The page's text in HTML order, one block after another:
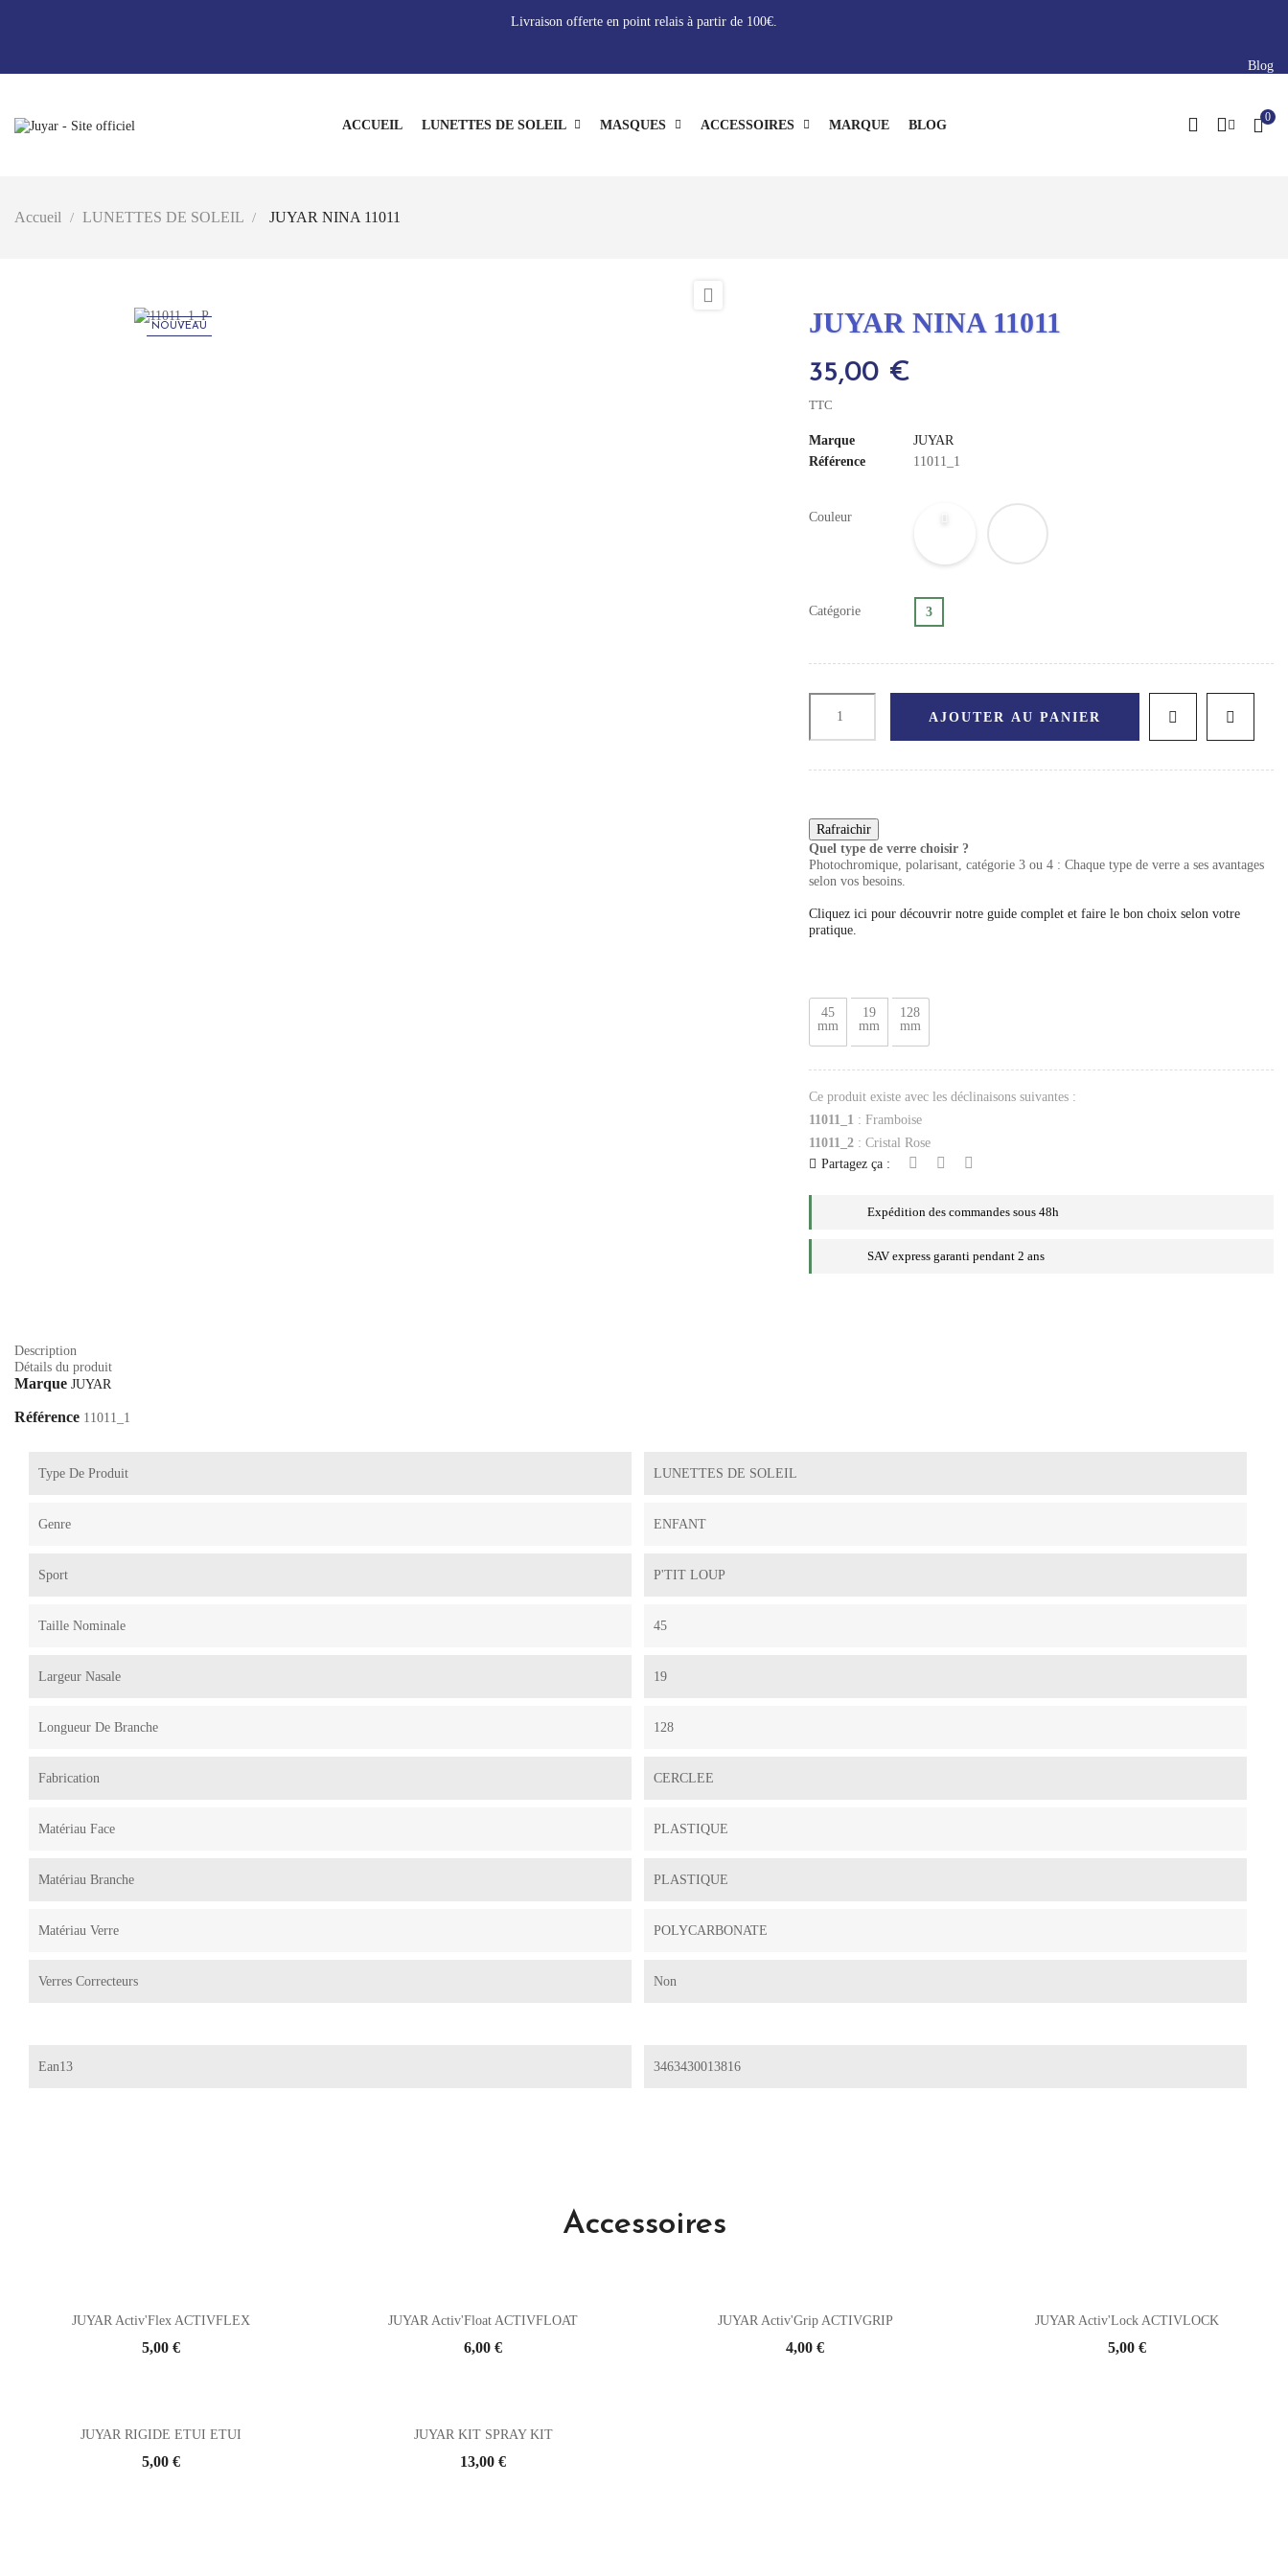
Livraison offerte en point relais à partir de 100€.
Blog
ACCUEIL LUNETTES DE SOLEIL MASQUES ACCESSOIRES MARQUE BLOG
0
Accueil LUNETTES DE SOLEIL JUYAR NINA 11011
NOUVEAU

JUYAR NINA 11011
35,00 €
TTC
Marque
JUYAR
Référence
11011_1
Couleur
Catégorie 3
AJOUTER AU PANIER
Quel type de verre choisir ?
Photochromique, polarisant, catégorie 3 ou 4 : Chaque type de verre a ses avantages
selon vos besoins.
Cliquez ici pour découvrir notre guide complet et faire le bon choix selon votre
pratique.
45
mm
19
mm
128
mm
Ce produit existe avec les déclinaisons suivantes :
11011_1 : Framboise
11011_2 : Cristal Rose
Partagez ça :
Expédition des commandes sous 48h
SAV express garanti pendant 2 ans
Description
Détails du produit
Marque JUYAR
Référence 11011_1
Type De Produit LUNETTES DE SOLEIL
Genre ENFANT
Sport P'TIT LOUP
Taille Nominale 45
Largeur Nasale 19
Longueur De Branche 128
Fabrication CERCLEE
Matériau Face PLASTIQUE
Matériau Branche PLASTIQUE
Matériau Verre POLYCARBONATE
Verres Correcteurs Non
Ean13 3463430013816
Accessoires
JUYAR Activ'Flex ACTIVFLEX
Prix
5,00 €
JUYAR Activ'Float ACTIVFLOAT
Prix
6,00 €
JUYAR Activ'Grip ACTIVGRIP
Prix
4,00 €
JUYAR Activ'Lock ACTIVLOCK
Prix
5,00 €
JUYAR RIGIDE ETUI ETUI
Prix
5,00 €
JUYAR KIT SPRAY KIT
Prix
13,00 €